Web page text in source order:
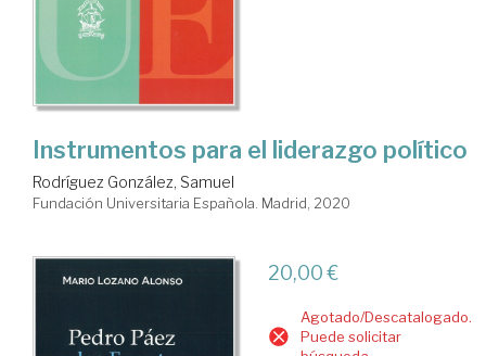
Instrumentos para el liderazgo político
Rodríguez González, Samuel
Fundación Universitaria Española. Madrid, 2020
20,00 €
Agotado/Descatalogado.
Puede solicitar